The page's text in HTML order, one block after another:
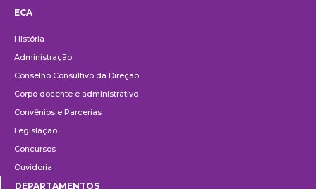
ECA
História
Administração
Conselho Consultivo da Direção
Corpo docente e administrativo
Convênios e Parcerias
Legislação
Concursos
Ouvidoria
DEPARTAMENTOS